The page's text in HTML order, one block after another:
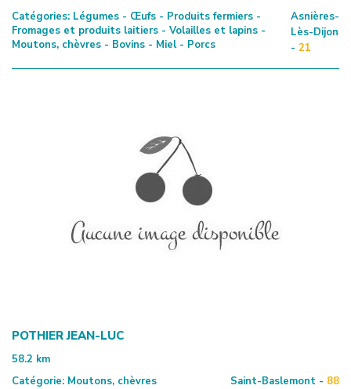
Catégories: Légumes - Œufs - Produits fermiers -
Fromages et produits laitiers - Volailles et lapins -
Moutons, chèvres - Bovins - Miel - Porcs
Asnières-
Lès-Dijon
- 21
POTHIER JEAN-LUC
58.2 km
Catégorie: Moutons, chèvres Saint-Baslemont - 88